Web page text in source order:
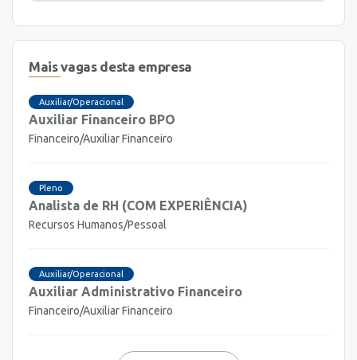
Mais vagas desta empresa
Auxiliar/Operacional
Auxiliar Financeiro BPO
Financeiro/Auxiliar Financeiro
Pleno
Analista de RH (COM EXPERIÊNCIA)
Recursos Humanos/Pessoal
Auxiliar/Operacional
Auxiliar Administrativo Financeiro
Financeiro/Auxiliar Financeiro